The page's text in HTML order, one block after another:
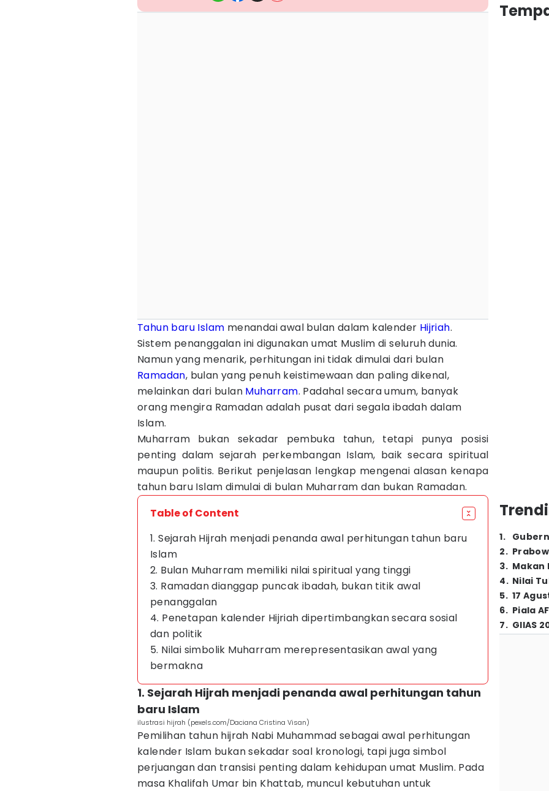
Tahun baru Islam menandai awal bulan dalam kalender Hijriah.
Sistem penanggalan ini digunakan umat Muslim di seluruh dunia.
Namun yang menarik, perhitungan ini tidak dimulai dari bulan
Ramadan, bulan yang penuh keistimewaan dan paling dikenal,
melainkan dari bulan Muharram. Padahal secara umum, banyak
orang mengira Ramadan adalah pusat dari segala ibadah dalam
Islam.
Muharram bukan sekadar pembuka tahun, tetapi punya posisi
penting dalam sejarah perkembangan Islam, baik secara spiritual
maupun politis. Berikut penjelasan lengkap mengenai alasan kenapa
tahun baru Islam dimulai di bulan Muharram dan bukan Ramadan.
Table of Content
1. Sejarah Hijrah menjadi penanda awal perhitungan tahun baru
Islam
2. Bulan Muharram memiliki nilai spiritual yang tinggi
3. Ramadan dianggap puncak ibadah, bukan titik awal
penanggalan
4. Penetapan kalender Hijriah dipertimbangkan secara sosial
dan politik
5. Nilai simbolik Muharram merepresentasikan awal yang
bermakna
1. Sejarah Hijrah menjadi penanda awal perhitungan tahun
baru Islam
ilustrasi hijrah (pexels.com/Daciana Cristina Visan)
Pemilihan tahun hijrah Nabi Muhammad sebagai awal perhitungan
kalender Islam bukan sekadar soal kronologi, tapi juga simbol
perjuangan dan transisi penting dalam kehidupan umat Muslim. Pada
masa Khalifah Umar bin Khattab, muncul kebutuhan untuk
1.
2.
3. Makan
4. Nilai
5. 17
6. Piala
7. GIIAS